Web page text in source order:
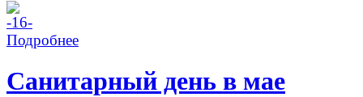
Подробнее
Санитарный день в мае